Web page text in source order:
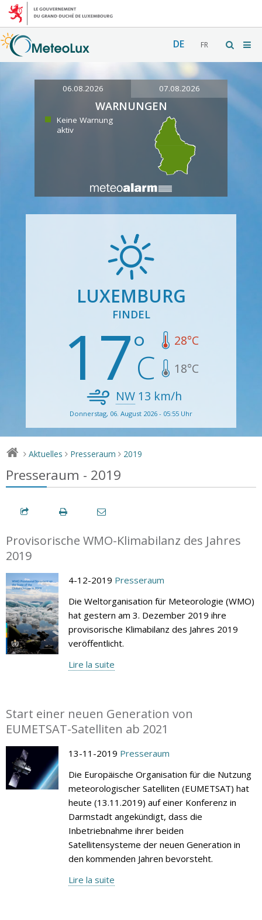
DE FR
06.08.2026 07.08.2026
WARNUNGEN
Keine Warnung
aktiv
LUXEMBURG
FINDEL
17 28°C
18°C
NW13 km/h
Donnerstag, 06. August 2026 - 05:55 Uhr
> Aktuelles > Presseraum > 2019
Presseraum - 2019
Provisorische WMO-Klimabilanz des Jahres
2019
4-12-2019 Presseraum
Die Weltorganisation für Meteorologie (WMO)
hat gestern am 3. Dezember 2019 ihre
provisorische Klimabilanz des Jahres 2019
veröffentlicht.
Lire la suite
Start einer neuen Generation von
EUMETSAT-Satelliten ab 2021
13-11-2019 Presseraum
Die Europäische Organisation für die Nutzung
meteorologischer Satelliten (EUMETSAT) hat
heute (13.11.2019) auf einer Konferenz in
Darmstadt angekündigt, dass die
Inbetriebnahme ihrer beiden
Satellitensysteme der neuen Generation in
den kommenden Jahren bevorsteht.
Lire la suite